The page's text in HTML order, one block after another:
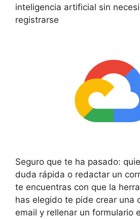
inteligencia artificial sin
registrarse
Seguro que te ha pasado:
duda rápida o redactar un
te encuentras con que la
has elegido te pide crear una
email y rellenar un formulario